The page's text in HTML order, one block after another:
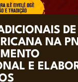
DE
NA
E